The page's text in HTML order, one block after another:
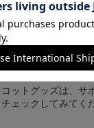
ットグッズは、サ
ェックしてみてく